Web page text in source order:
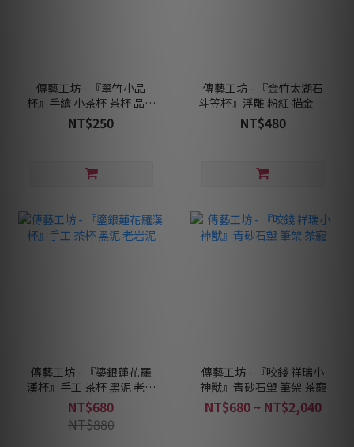
傳藝工坊 - 『翠竹小品
杯』手繪 小茶杯 茶杯 品茗
聞香
NT$250
傳藝工坊 - 『金竹太湖石
斗笠杯』浮雕 粉紅 描金 茶
杯 品茗 聞香
NT$480
傳藝工坊 - 『鎏銀蓮花羅
漢杯』手工 茶杯 黑泥 老岩
泥
NT$680
NT$880
傳藝工坊 - 『咬錢 祥瑞小
神獸』青砂石塑 筆架 茶寵
NT$680 ~ NT$2,040